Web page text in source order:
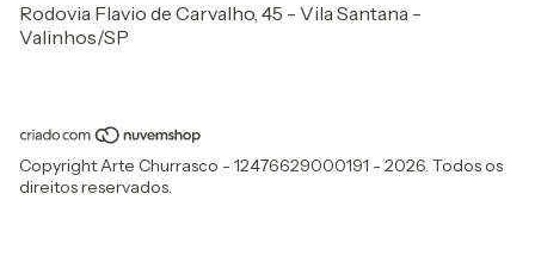
Rodovia Flavio de Carvalho, 45 - Vila Santana -
Valinhos/SP
Copyright Arte Churrasco - 12476629000191 - 2026. Todos os
direitos reservados.